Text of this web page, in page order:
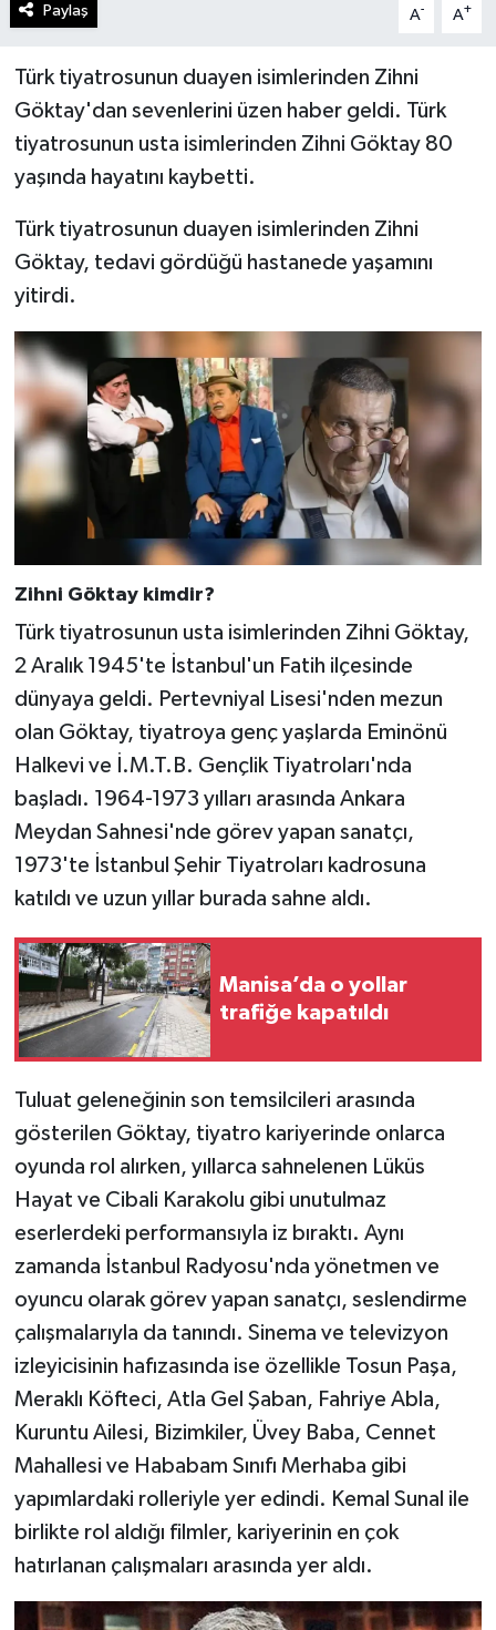
Paylaş A- A+
Türk tiyatrosunun duayen isimlerinden Zihni
Göktay'dan sevenlerini üzen haber geldi. Türk
tiyatrosunun usta isimlerinden Zihni Göktay 80
yaşında hayatını kaybetti.
Türk tiyatrosunun duayen isimlerinden Zihni
Göktay, tedavi gördüğü hastanede yaşamını
yitirdi.
Zihni Göktay kimdir?
Türk tiyatrosunun usta isimlerinden Zihni Göktay,
2 Aralık 1945'te İstanbul'un Fatih ilçesinde
dünyaya geldi. Pertevniyal Lisesi'nden mezun
olan Göktay, tiyatroya genç yaşlarda Eminönü
Halkevi ve İ.M.T.B. Gençlik Tiyatroları'nda
başladı. 1964-1973 yılları arasında Ankara
Meydan Sahnesi'nde görev yapan sanatçı,
1973'te İstanbul Şehir Tiyatroları kadrosuna
katıldı ve uzun yıllar burada sahne aldı.
Manisa’da o yollar
trafiğe kapatıldı
Tuluat geleneğinin son temsilcileri arasında
gösterilen Göktay, tiyatro kariyerinde onlarca
oyunda rol alırken, yıllarca sahnelenen Lüküs
Hayat ve Cibali Karakolu gibi unutulmaz
eserlerdeki performansıyla iz bıraktı. Aynı
zamanda İstanbul Radyosu'nda yönetmen ve
oyuncu olarak görev yapan sanatçı, seslendirme
çalışmalarıyla da tanındı. Sinema ve televizyon
izleyicisinin hafızasında ise özellikle Tosun Paşa,
Meraklı Köfteci, Atla Gel Şaban, Fahriye Abla,
Kuruntu Ailesi, Bizimkiler, Üvey Baba, Cennet
Mahallesi ve Hababam Sınıfı Merhaba gibi
yapımlardaki rolleriyle yer edindi. Kemal Sunal ile
birlikte rol aldığı filmler, kariyerinin en çok
hatırlanan çalışmaları arasında yer aldı.